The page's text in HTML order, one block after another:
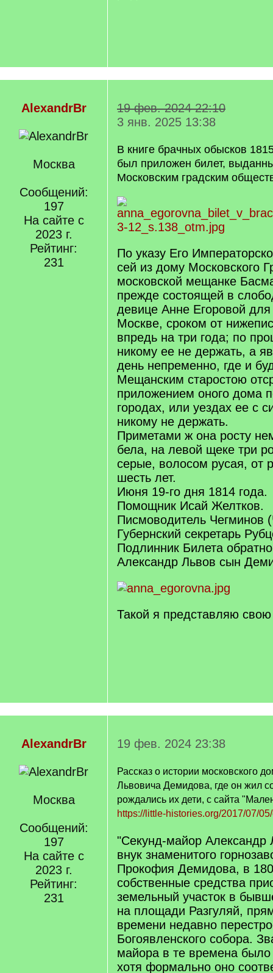
AlexandrBr
Москва
Сообщений:
197
На сайте с
2023 г.
Рейтинг:
231
19 фев. 2024 22:10
3 янв. 2025 13:38
В книге брачных обысков
был приложен билет,
Московским градским
По указу Его
сей из дому Московского
московской мещанке
прежде состоящей в
девице Анне Егоровой для
Москве, сроком от
впредь на три года; по
никому ее не держать, а
день непременно, где и
Мещанским старостою
приложением оного дома
городах, или уездах ее с
никому не держать.
Приметами ж она росту
бела, на левой щеке три
серые, волосом русая, от
шесть лет.
Июня 19-го дня 1814 года.
Помощник Исай Желтков.
Писмоводитель Чегминов
Губернский секретарь
Подлинник Билета
Александр Львов сын
Такой я представляю
AlexandrBr
Москва
Сообщений:
197
На сайте с
2023 г.
Рейтинг:
231
19 фев. 2024 23:38
Рассказ о истории московского
Львовича Демидова, где он жил
рождались их дети, с сайта
https://little-histories.org/2017/07/
"Секунд-майор Александр
внук знаменитого
Прокофия Демидова, в
собственные средства
земельный участок в
на площади Разгуляй,
времени недавно
Богоявленского собора.
майора в те времена было
хотя формально оно